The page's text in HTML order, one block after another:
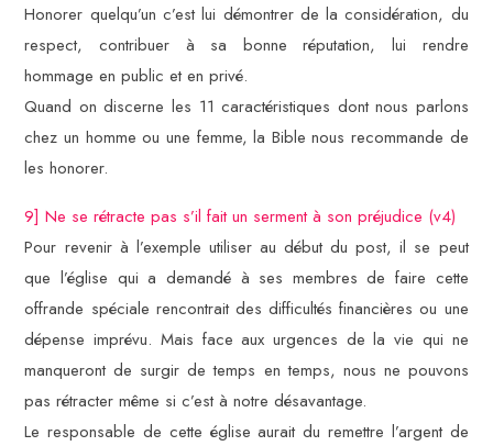
Honorer quelqu’un c’est lui démontrer de la considération, du
respect, contribuer à sa bonne réputation, lui rendre
hommage en public et en privé.
Quand on discerne les 11 caractéristiques dont nous parlons
chez un homme ou une femme, la Bible nous recommande de
les honorer.
9] Ne se rétracte pas s’il fait un serment à son préjudice (v4)
Pour revenir à l’exemple utiliser au début du post, il se peut
que l’église qui a demandé à ses membres de faire cette
offrande spéciale rencontrait des difficultés financières ou une
dépense imprévu. Mais face aux urgences de la vie qui ne
manqueront de surgir de temps en temps, nous ne pouvons
pas rétracter même si c’est à notre désavantage.
Le responsable de cette église aurait du remettre l’argent de